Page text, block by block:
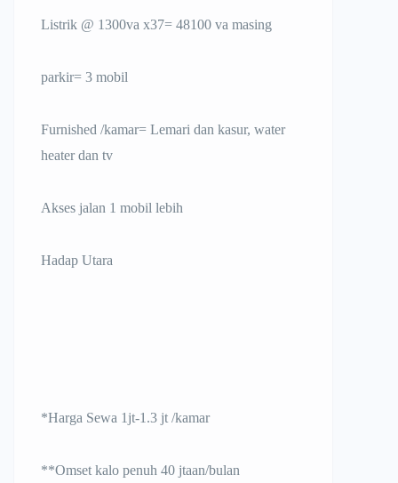
Listrik @ 1300va x37= 48100 va masing
parkir= 3 mobil
Furnished /kamar= Lemari dan kasur, water
heater dan tv
Akses jalan 1 mobil lebih
Hadap Utara
*Harga Sewa 1jt-1.3 jt /kamar
**Omset kalo penuh 40 jtaan/bulan